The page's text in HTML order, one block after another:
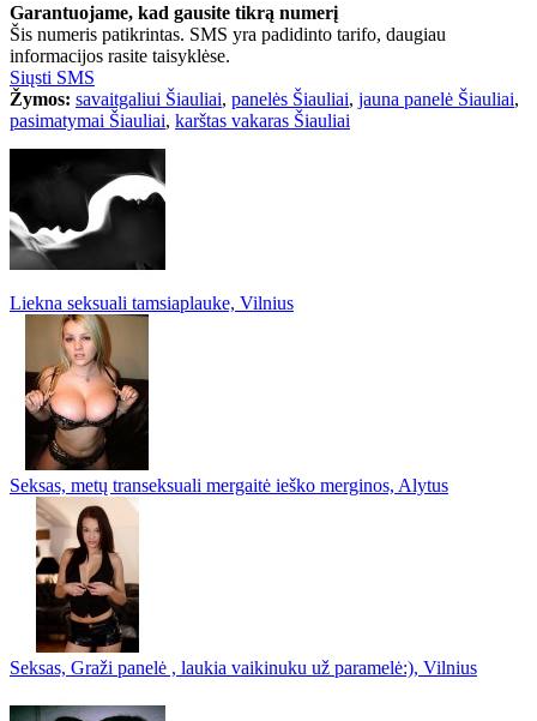
Garantuojame, kad gausite tikrą numerį
Šis numeris patikrintas. SMS yra padidinto tarifo, daugiau
informacijos rasite taisyklėse.
Siųsti SMS
Žymos: savaitgaliui Šiauliai, panelės Šiauliai, jauna panelė Šiauliai,
pasimatymai Šiauliai, karštas vakaras Šiauliai
Liekna seksuali tamsiaplauke, Vilnius
Seksas, metų transeksuali mergaitė ieško merginos, Alytus
Seksas, Graži panelė , laukia vaikinuku už paramelė:), Vilnius